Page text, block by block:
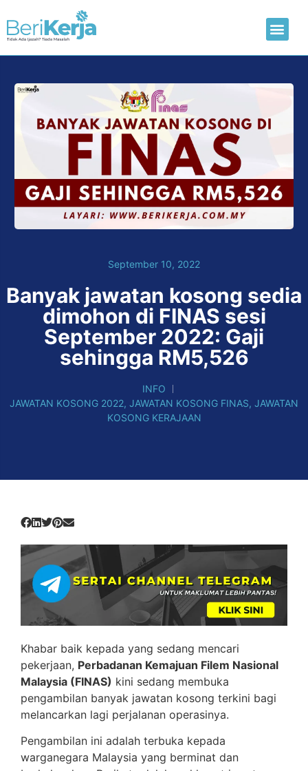
September 10, 2022
Banyak jawatan kosong sedia
dimohon di FINAS sesi
September 2022: Gaji
sehingga RM5,526
INFO
JAWATAN KOSONG 2022, JAWATAN KOSONG FINAS, JAWATAN
KOSONG KERAJAAN
Khabar baik kepada yang sedang mencari
pekerjaan, Perbadanan Kemajuan Filem Nasional
Malaysia (FINAS) kini sedang membuka
pengambilan banyak jawatan kosong terkini bagi
melancarkan lagi perjalanan operasinya.
Pengambilan ini adalah terbuka kepada
warganegara Malaysia yang berminat dan